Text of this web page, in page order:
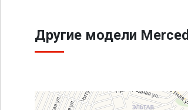
Другие модели